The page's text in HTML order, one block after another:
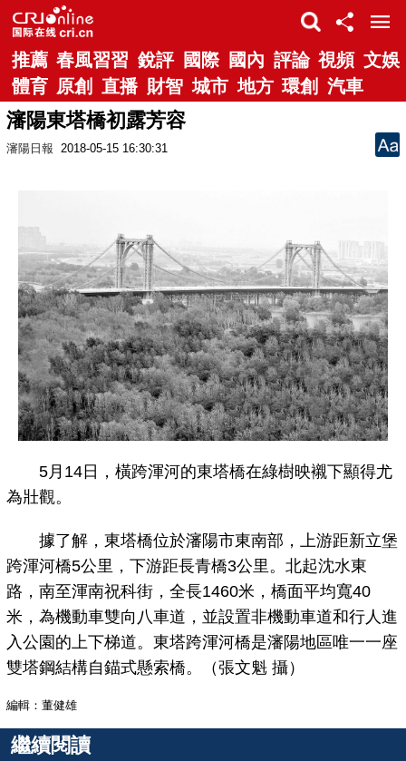
推薦 春風習習 銳評 國際 國內 評論 視頻 文娛
體育 原創 直播 財智 城市 地方 環創 汽車
瀋陽東塔橋初露芳容
瀋陽日報 2018-05-15 16:30:31
5月14日，橫跨渾河的東塔橋在綠樹映襯下顯得尤
為壯觀。
據了解，東塔橋位於瀋陽市東南部，上游距新立堡
跨渾河橋5公里，下游距長青橋3公里。北起沈水東
路，南至渾南祝科街，全長1460米，橋面平均寬40
米，為機動車雙向八車道，並設置非機動車道和行人進
入公園的上下梯道。東塔跨渾河橋是瀋陽地區唯一一座
雙塔鋼結構自錨式懸索橋。（張文魁 攝）
編輯：董健雄
繼續閱讀